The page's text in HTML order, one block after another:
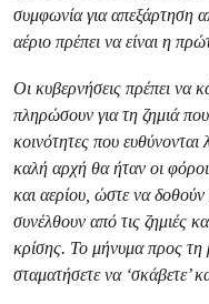
συμφωνία για απεξάρτηση
αέριο πρέπει να είναι η
Οι κυβερνήσεις πρέπει να
πληρώσουν για τη ζημιά
κοινότητες που ευθύνονται
καλή αρχή θα ήταν οι
και αερίου, ώστε να
συνέλθουν από τις ζημιές
κρίσης. Το μήνυμα προς τη
σταματήσετε να ‘σκάβετε’